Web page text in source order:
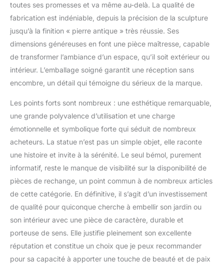
toutes ses promesses et va même au-delà. La qualité de
fabrication est indéniable, depuis la précision de la sculpture
jusqu’à la finition « pierre antique » très réussie. Ses
dimensions généreuses en font une pièce maîtresse, capable
de transformer l’ambiance d’un espace, qu’il soit extérieur ou
intérieur. L’emballage soigné garantit une réception sans
encombre, un détail qui témoigne du sérieux de la marque.
Les points forts sont nombreux : une esthétique remarquable,
une grande polyvalence d’utilisation et une charge
émotionnelle et symbolique forte qui séduit de nombreux
acheteurs. La statue n’est pas un simple objet, elle raconte
une histoire et invite à la sérénité. Le seul bémol, purement
informatif, reste le manque de visibilité sur la disponibilité de
pièces de rechange, un point commun à de nombreux articles
de cette catégorie. En définitive, il s’agit d’un investissement
de qualité pour quiconque cherche à embellir son jardin ou
son intérieur avec une pièce de caractère, durable et
porteuse de sens. Elle justifie pleinement son excellente
réputation et constitue un choix que je peux recommander
pour sa capacité à apporter une touche de beauté et de paix